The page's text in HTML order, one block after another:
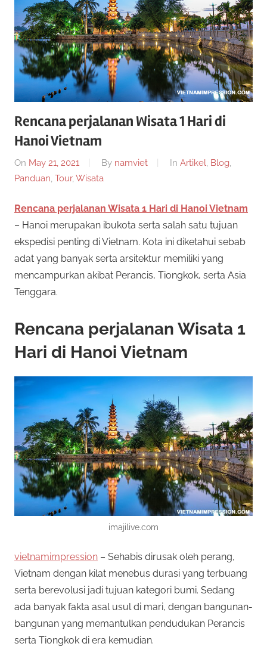
a
r
S
i
t
u
s
S
l
o
t
O
n
l
i
n
e
e
s
m
i
g
e
n
s
l
o
o
n
i
n
i
m
e
n
w
r
n
a
n
y
a
k
i
s
p
e
n
y
Rencana perjalanan Wisata 1 Hari di
Hanoi Vietnam
On May 21, 2021 By namviet In Artikel, Blog,
Panduan, Tour, Wisata
Rencana perjalanan Wisata 1 Hari di Hanoi Vietnam
– Hanoi merupakan ibukota serta salah satu tujuan
ekspedisi penting di Vietnam. Kota ini diketahui sebab
adat yang banyak serta arsitektur memiliki yang
mencampurkan akibat Perancis, Tiongkok, serta Asia
Tenggara.
Rencana perjalanan Wisata 1
Hari di Hanoi Vietnam
imajilive.com
vietnamimpression – Sehabis dirusak oleh perang,
Vietnam dengan kilat menebus durasi yang terbuang
serta berevolusi jadi tujuan kategori bumi. Sedang
ada banyak fakta asal usul di mari, dengan bangunan-
bangunan yang memantulkan pendudukan Perancis
serta Tiongkok di era kemudian.